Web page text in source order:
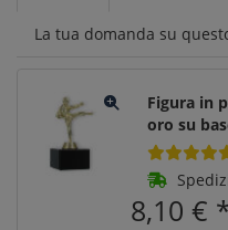
La tua domanda su
Figura in
oro su
8,10 €